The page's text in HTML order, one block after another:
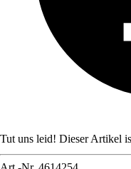
Tut uns leid! Dieser Artikel